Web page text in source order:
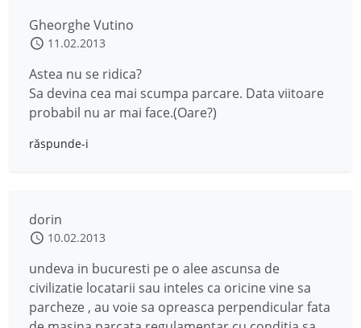
Gheorghe Vutino
11.02.2013
Astea nu se ridica?
Sa devina cea mai scumpa parcare. Data viitoare
probabil nu ar mai face.(Oare?)
răspunde-i
dorin
10.02.2013
undeva in bucuresti pe o alee ascunsa de
civilizatie locatarii sau inteles ca oricine vine sa
parcheze , au voie sa opreasca perpendicular fata